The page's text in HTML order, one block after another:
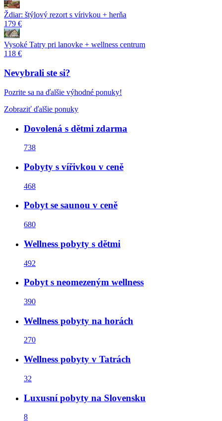
Ždiar: štýlový rezort s vírivkou + herňa
179 €
Vysoké Tatry pri lanovke + wellness centrum
118 €
Nevybrali ste si?
Pozrite sa na ďalšie výhodné ponuky!
Zobraziť ďalšie ponuky
Dovolená s dětmi zdarma
738
Pobyty s vířivkou v ceně
468
Pobyt se saunou v ceně
680
Wellness pobyty s dětmi
492
Pobyt s neomezeným wellness
390
Wellness pobyty na horách
270
Wellness pobyty v Tatrách
32
Luxusní pobyty na Slovensku
8